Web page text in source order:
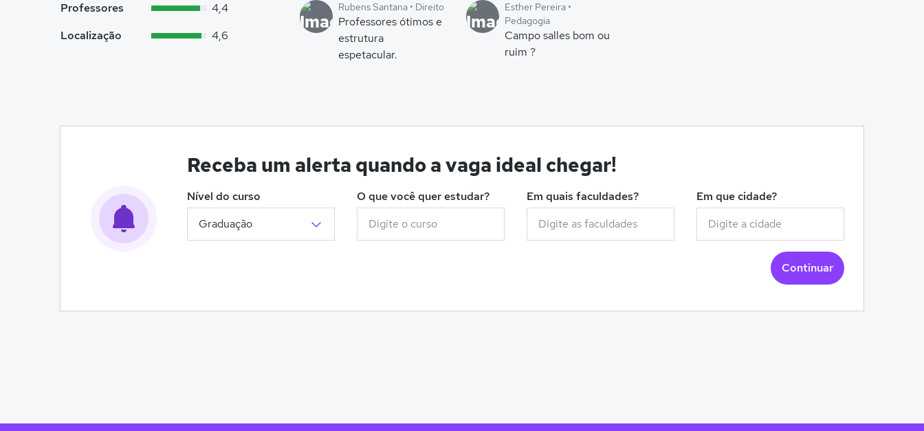
Professores
4,4
Localização
4,6
Rubens Santana • Direito
Professores ótimos e
estrutura
espetacular.
Esther Pereira •
Pedagogia
Campo salles bom ou
ruim ?
Receba um alerta quando a vaga ideal chegar!
Nível do curso O que você quer estudar? Em quais faculdades? Em que cidade?
Continuar